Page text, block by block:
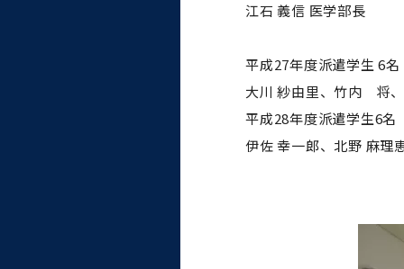
統合研究機構・統合イノベ
ーション機構
江石 義信 医学部長
平成27年度派遣学生 6名
大川 紗由里、竹内 将
平成28年度派遣学生6名
伊佐 幸一郎、北野 麻